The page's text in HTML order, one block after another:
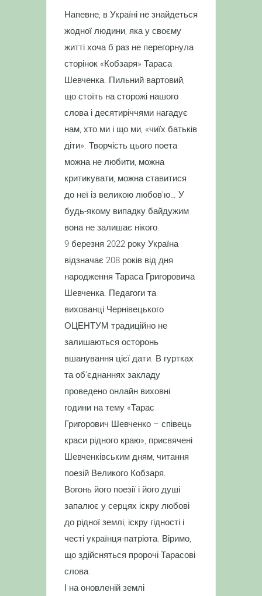
Напевне, в Україні не знайдеться
жодної людини, яка у своєму
житті хоча б раз не перегорнула
сторінок «Кобзаря» Тараса
Шевченка. Пильний вартовий,
що стоїть на сторожі нашого
слова і десятиріччями нагадує
нам, хто ми і що ми, «чиїх батьків
діти». Творчість цього поета
можна не любити, можна
критикувати, можна ставитися
до неї із великою любов’ю… У
будь-якому випадку байдужим
вона не залишає нікого.
9 березня 2022 року Україна
відзначає 208 років від дня
народження Тараса Григоровича
Шевченка. Педагоги та
вихованці Чернівецького
ОЦЕНТУМ традиційно не
залишаються осторонь
вшанування цієї дати. В гуртках
та обʼєднаннях закладу
проведено онлайн виховні
години на тему «Тарас
Григорович Шевченко – співець
краси рідного краю», присвячені
Шевченківським дням, читання
поезій Великого Кобзаря.
Вогонь його поезії і його душі
запалює у серцях іскру любові
до рідної землі, іскру гідності і
честі українця-патріота. Віримо,
що здійсняться пророчі Тарасові
слова:
І на оновленій землі